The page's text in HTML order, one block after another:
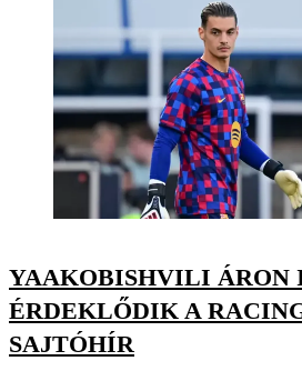
YAAKOBISHVILI ÁRON
ÉRDEKLŐDIK A
SAJTÓHÍR